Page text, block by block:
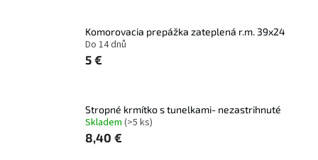
Komorovacia prepážka zateplená r.m. 39x24
Do 14 dnů
5 €
Stropné krmítko s tunelkami- nezastrihnuté
Skladem (>5 ks)
8,40 €